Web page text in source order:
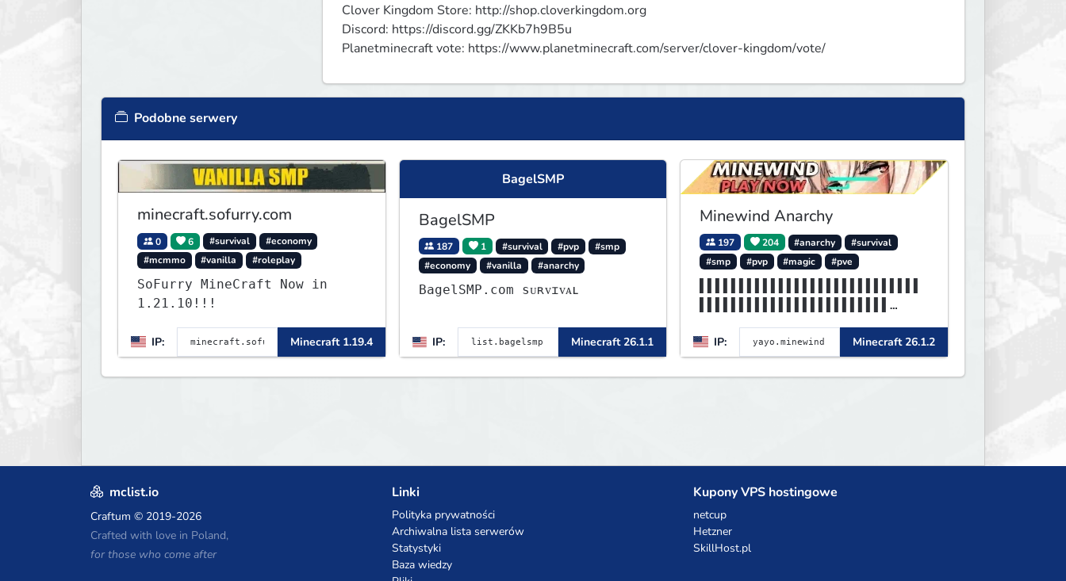
Clover Kingdom Store: http://shop.cloverkingdom.org
Discord: https://discord.gg/ZKKb7h9B5u
Planetminecraft vote: https://www.planetminecraft.com/server/clover-kingdom/vote/
Podobne serwery
minecraft.sofurry.com
0 6 #survival
#economy
#mcmmo
#vanilla #roleplay
SoFurry MineCraft Now in
1.21.10!!!
IP: Minecraft 1.19.4
BagelSMP
BagelSMP
187 1 #survival #pvp
#smp
#economy
#vanilla #anarchy
BagelSMP.com ѕᴜʀᴠɪᴠᴀʟ
IP: Minecraft 26.1.1
Minewind Anarchy
197 204 #anarchy
#survival
#smp
#pvp #magic #pve
▌▌▌▌▌▌▌▌▌▌▌▌▌▌▌▌▌▌▌▌▌▌▌▌
▌▌▌▌▌▌▌▌▌▌MINEWIND▌▌▌▌▌▌▌▌▌▌
▌▌▌▌▌▌▌▌▌▌▌▌▌▌▌▌▌▌▌▌▌▌▌▌
IP: Minecraft 26.1.2
mclist.io
Craftum © 2019-2026
Crafted with love in Poland,
for those who come after
Linki
Polityka prywatności
Archiwalna lista serwerów
Statystyki
Baza wiedzy
Kupony VPS hostingowe
netcup
Hetzner
SkillHost.pl